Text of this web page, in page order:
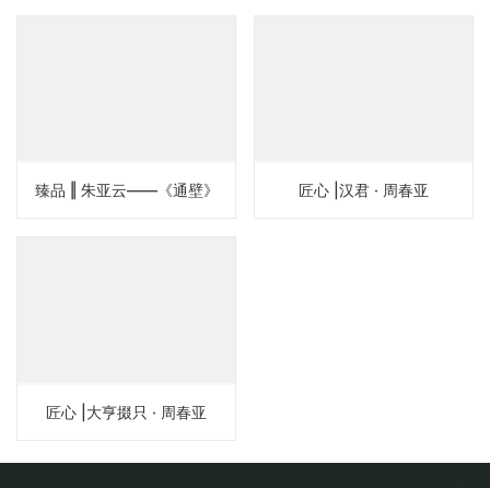
臻品 ‖ 朱亚云——《通壁》 匠心 |汉君 · 周春亚
匠心 |大亨掇只 · 周春亚